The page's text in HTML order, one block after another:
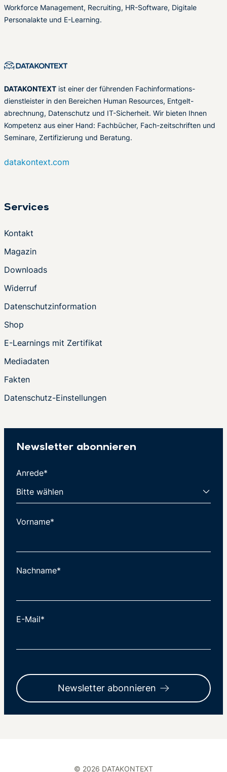
Workforce Management, Recruiting, HR-Software, Digitale
Personalakte und E-Learning.
DATAKONTEXT ist einer der führenden Fachinformations-
dienstleister in den Bereichen Human Resources, Entgelt-
abrechnung, Datenschutz und IT-Sicherheit. Wir bieten Ihnen
Kompetenz aus einer Hand: Fachbücher, Fach-zeitschriften und
Seminare, Zertifizierung und Beratung.
datakontext.com
Services
Kontakt
Magazin
Downloads
Widerruf
Datenschutzinformation
Shop
E-Learnings mit Zertifikat
Mediadaten
Fakten
Datenschutz-Einstellungen
Newsletter abonnieren
Anrede*
Vorname*
Nachname*
E-Mail*
Newsletter abonnieren
© 2026 DATAKONTEXT